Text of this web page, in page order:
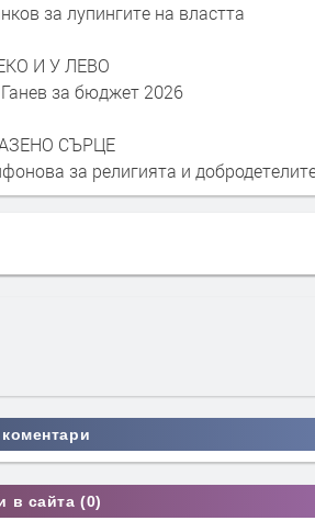
за лупингите на властта
И У ЛЕВО
за бюджет 2026
СЪРЦЕ
за религията и
в сайта (0)